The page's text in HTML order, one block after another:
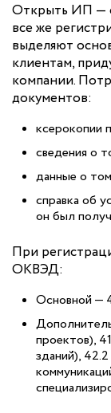
Открыть ИП —
все же
выделяют
клиентам,
компании.
документов:
ксерокопии
сведения о
данные о
справка об
он был
При
ОКВЭД:
Основной —
проектов),
зданий),